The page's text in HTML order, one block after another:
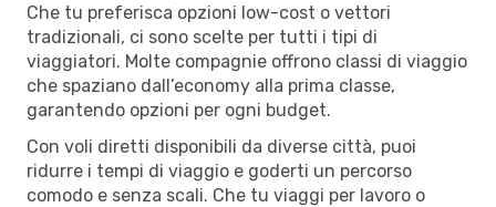
Che tu preferisca opzioni low-cost o vettori
tradizionali, ci sono scelte per tutti i tipi di
viaggiatori. Molte compagnie offrono classi di viaggio
che spaziano dall’economy alla prima classe,
garantendo opzioni per ogni budget.
Con voli diretti disponibili da diverse città, puoi
ridurre i tempi di viaggio e goderti un percorso
comodo e senza scali. Che tu viaggi per lavoro o